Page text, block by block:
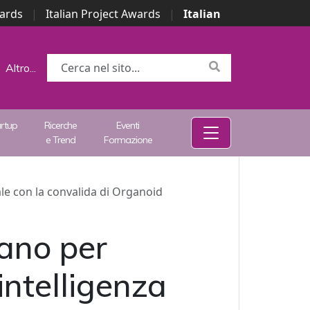
| Italian Project Awards | Italian
Altro...
Ricerche
e Trend
Eventi
Formazione
con la convalida di Organoid
per